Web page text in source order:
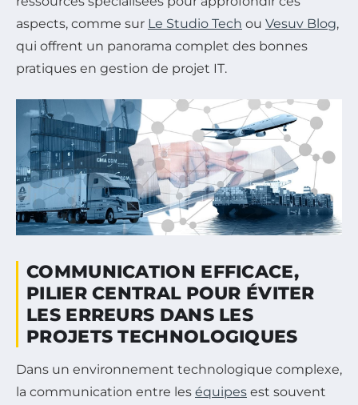
aspects, comme sur Le Studio Tech ou Vesuv Blog,
qui offrent un panorama complet des bonnes
pratiques en gestion de projet IT.
COMMUNICATION EFFICACE,
PILIER CENTRAL POUR ÉVITER
LES ERREURS DANS LES
PROJETS TECHNOLOGIQUES
Dans un environnement technologique complexe,
la communication entre les équipes est souvent